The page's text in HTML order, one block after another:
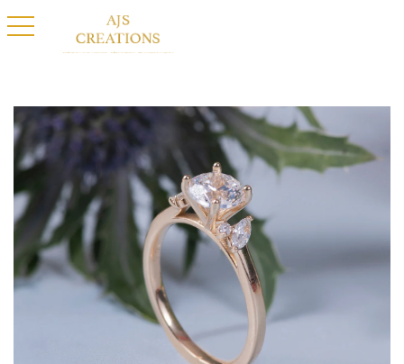
basculer la navigation